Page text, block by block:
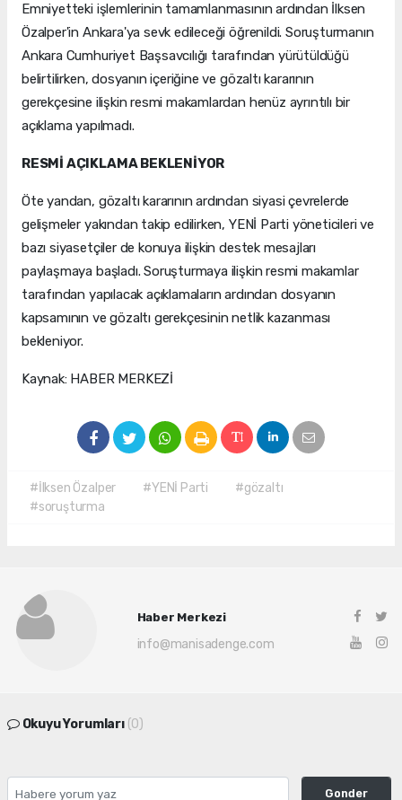
Emniyetteki işlemlerinin tamamlanmasının ardından İlksen
Özalper'in Ankara'ya sevk edileceği öğrenildi. Soruşturmanın
Ankara Cumhuriyet Başsavcılığı tarafından yürütüldüğü
belirtilirken, dosyanın içeriğine ve gözaltı kararının
gerekçesine ilişkin resmi makamlardan henüz ayrıntılı bir
açıklama yapılmadı.
RESMİ AÇIKLAMA BEKLENİYOR
Öte yandan, gözaltı kararının ardından siyasi çevrelerde
gelişmeler yakından takip edilirken, YENİ Parti yöneticileri ve
bazı siyasetçiler de konuya ilişkin destek mesajları
paylaşmaya başladı. Soruşturmaya ilişkin resmi makamlar
tarafından yapılacak açıklamaların ardından dosyanın
kapsamının ve gözaltı gerekçesinin netlik kazanması
bekleniyor.
Kaynak: HABER MERKEZİ
#İlksen Özalper #YENİ Parti
#gözaltı
#soruşturma
Haber Merkezi
info@manisadenge.com
Okuyu Yorumları (0)
Gonder